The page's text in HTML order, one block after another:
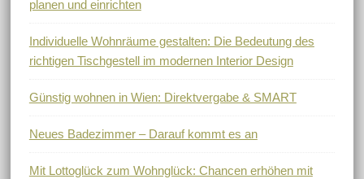
planen und einrichten
Individuelle Wohnräume gestalten: Die Bedeutung des
richtigen Tischgestell im modernen Interior Design
Günstig wohnen in Wien: Direktvergabe & SMART
Neues Badezimmer – Darauf kommt es an
Mit Lottoglück zum Wohnglück: Chancen erhöhen mit